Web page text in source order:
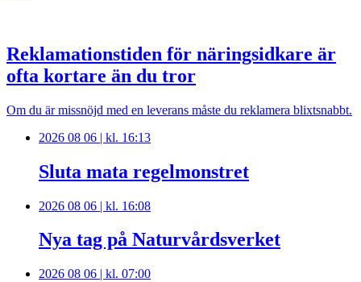
Reklamationstiden för näringsidkare är
ofta kortare än du tror
Om du är missnöjd med en leverans måste du reklamera blixtsnabbt.
2026 08 06 | kl. 16:13
Sluta mata regelmonstret
2026 08 06 | kl. 16:08
Nya tag på Naturvårdsverket
2026 08 06 | kl. 07:00